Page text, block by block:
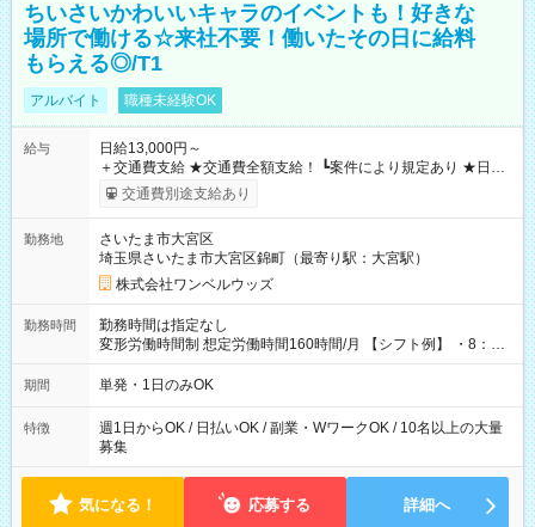
ちいさいかわいいキャラのイベントも！好きな
場所で働ける☆来社不要！働いたその日に給料
もらえる◎/T1
アルバイト 職種未経験OK
給与
日給13,000円～
＋交通費支給 ★交通費全額支給！ ┗案件により規定あり ★日払
いOK！（規定あり） ┗働いたその日に現金GET♪ お仕事後はコ
ンビニATMから 日払い分を引き落とせます！ 【試用期間】試
交通費別途支給あり
勤務地
さいたま市大宮区
埼玉県さいたま市大宮区錦町（最寄り駅：大宮駅）
株式会社ワンベルウッズ
勤務時間
勤務時間は指定なし
変形労働時間制 想定労働時間160時間/月 【シフト例】 ・8：00
～21：00
期間 単発・1日のみOK
特徴
週1日からOK / 日払いOK / 副業・WワークOK / 10名以上の大量
募集
気になる！ 応募する 詳細へ